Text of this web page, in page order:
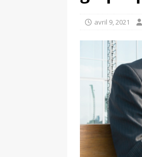
avril 9, 2021